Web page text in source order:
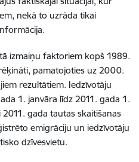
nekā to uzrāda tikai
izmaiņu faktoriem kopš 1989.
pamatojoties uz 2000.
rezultātiem. Iedzīvotāju
1. janvāra līdz 2011. gada 1.
gada tautas skaitīšanas
emigrāciju un iedzīvotāju
dzīvesvietu.